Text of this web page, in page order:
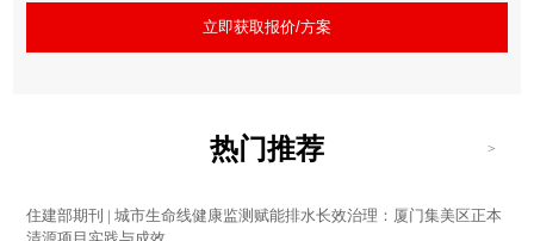
立即获取报价/方案
热门推荐 >
住建部期刊 | 城市生命线健康监测赋能排水长效治理：厦门集美区正本